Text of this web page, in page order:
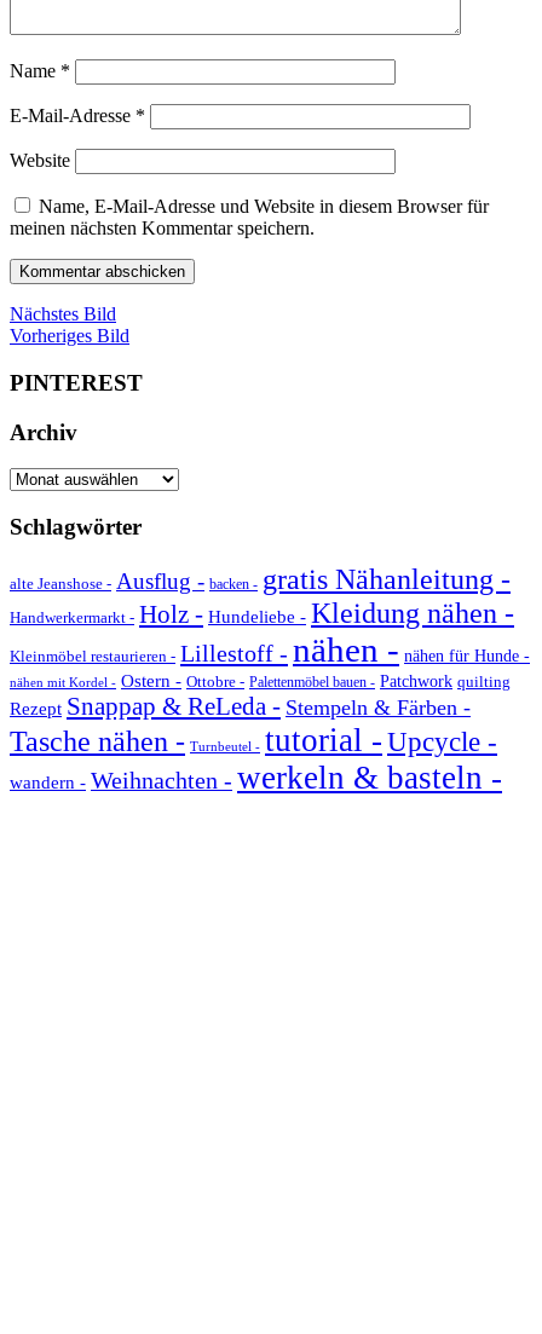
Name *
E-Mail-Adresse *
Website
Name, E-Mail-Adresse und Website in diesem Browser für
meinen nächsten Kommentar speichern.
Nächstes Bild
Vorheriges Bild
PINTEREST
Archiv
Archiv
Schlagwörter
alte Jeanshose - Ausflug - backen - gratis Nähanleitung -
Handwerkermarkt - Holz - Hundeliebe - Kleidung nähen -
Kleinmöbel restaurieren - Lillestoff - nähen - nähen für Hunde -
nähen mit Kordel - Ostern - Ottobre - Palettenmöbel bauen - Patchwork quilting
Rezept Snappap & ReLeda - Stempeln & Färben -
Tasche nähen - Turnbeutel - tutorial -Upcycle -
wandern - Weihnachten - werkeln & basteln -